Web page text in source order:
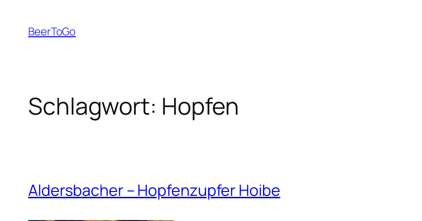
Inhalt
springen
BeerToGo
Schlagwort: Hopfen
Aldersbacher – Hopfenzupfer Hoibe